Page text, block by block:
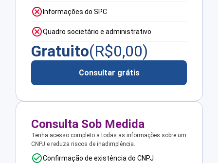
Informações do SPC
Quadro societário e administrativo
Gratuito(R$0,00)
Consultar grátis
Consulta Sob Medida
Tenha acesso completo a todas as informações sobre um
CNPJ e reduza riscos de inadimplência.
Confirmação de existência do CNPJ